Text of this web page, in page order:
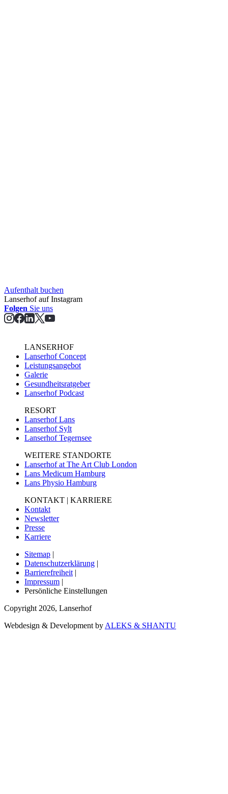
Aufent­halt buchen
Lanserhof auf Instagram
Folgen Sie uns
LANSERHOF
Lanserhof Concept
Leistungsangebot
Galerie
Gesundheitsratgeber
Lanserhof Podcast
RESORT
Lanserhof Lans
Lanserhof Sylt
Lanserhof Tegernsee
WEITERE STANDORTE
Lanserhof at The Art Club London
Lans Medicum Hamburg
Lans Physio Hamburg
KONTAKT | KARRIERE
Kontakt
Newsletter
Presse
Karriere
Sitemap |
Datenschutzerklärung |
Barrierefreiheit |
Impressum |
Persönliche Einstellungen
Copyright 2026, Lanserhof
Webdesign & Development by ALEKS & SHANTU